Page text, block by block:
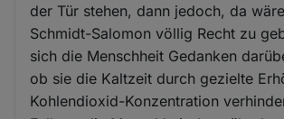
der Tür stehen, dann jedoch, da
Schmidt-Salomon völlig Recht zu
sich die Menschheit Gedanken
ob sie die Kaltzeit durch gezielte
Kohlendioxid-Konzentration